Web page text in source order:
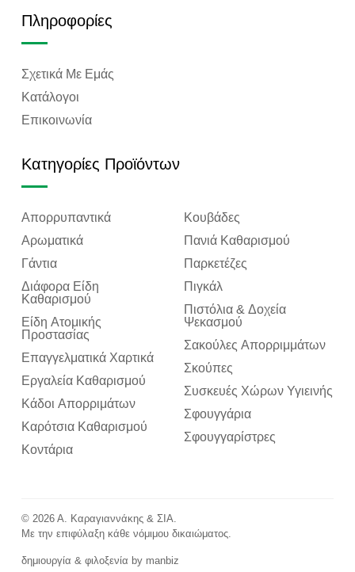
Πληροφορίες
Σχετικά Mε Eμάς
Κατάλογοι
Επικοινωνία
Κατηγορίες Προϊόντων
Απορρυπαντικά
Αρωματικά
Γάντια
Διάφορα Είδη
Καθαρισμού
Είδη Ατομικής
Προστασίας
Επαγγελματικά Χαρτικά
Εργαλεία Καθαρισμού
Κάδοι Απορριμάτων
Καρότσια Καθαρισμού
Κοντάρια
Κουβάδες
Πανιά Καθαρισμού
Παρκετέζες
Πιγκάλ
Πιστόλια & Δοχεία
Ψεκασμού
Σακούλες Απορριμμάτων
Σκούπες
Συσκευές Χώρων Υγιεινής
Σφουγγάρια
Σφουγγαρίστρες
© 2026 Α. Καραγιαννάκης & ΣΙΑ.
Με την επιφύλαξη κάθε νόμιμου δικαιώματος.
δημιουργία & φιλοξενία by manbiz